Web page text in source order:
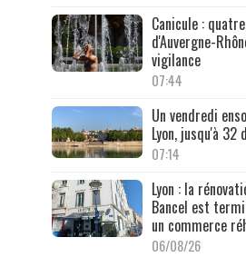
Canicule :
d'Auvergne-
vigilance
07:44
Un vendredi
Lyon, jusqu'à
07:14
Lyon : la
Bancel est
un commerce
06/08/26